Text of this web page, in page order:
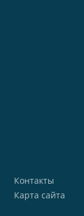
Контакты
Карта сайта